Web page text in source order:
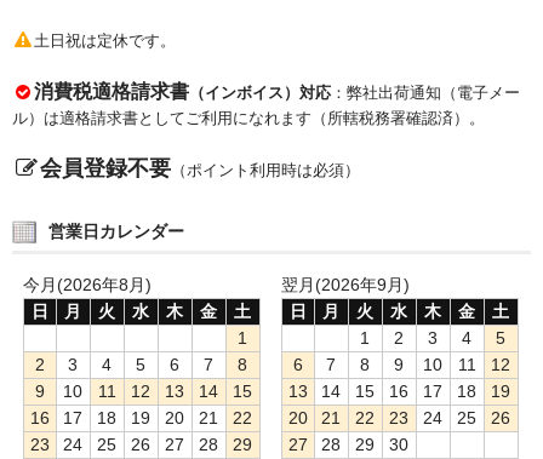
対応プリンターメーカー
見積書発行依頼
なぜ業務用を選ぶべき？
サイトマップ
土日祝は定休です。
消費税適格請求書 （インボイス）対応 ：弊社出荷通知（電子メー
ル）は適格請求書としてご利用になれます（所轄税務署確認済）。
会員登録不要 （ポイント利用時は必須）
営業日カレンダー
今月(2026年8月)
日
月 火 水 木 金
土
1
2
3 4 5 6 7
8
9
10 11 12 13 14
15
16
17 18 19 20 21
22
23
24 25 26 27 28
29
翌月(2026年9月)
日
月 火 水 木 金
土
1
2 3 4
5
6
7 8 9 10 11
12
13
14 15 16 17 18
19
20
21 22 23 24 25
26
27
28 29
30